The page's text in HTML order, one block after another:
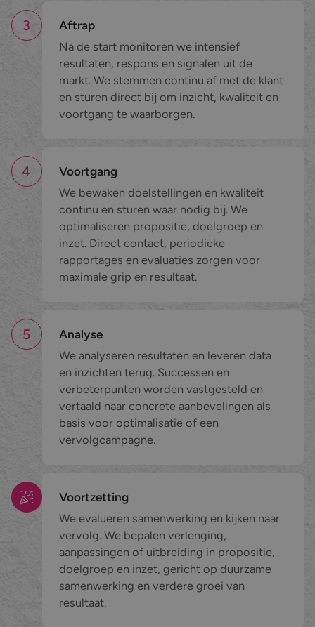
3
Aftrap
Na de start monitoren we intensief
resultaten, respons en signalen uit de
markt. We stemmen continu af met de klant
en sturen direct bij om inzicht, kwaliteit en
voortgang te waarborgen.
4
Voortgang
We bewaken doelstellingen en kwaliteit
continu en sturen waar nodig bij. We
optimaliseren propositie, doelgroep en
inzet. Direct contact, periodieke
rapportages en evaluaties zorgen voor
maximale grip en resultaat.
5
Analyse
We analyseren resultaten en leveren data
en inzichten terug. Successen en
verbeterpunten worden vastgesteld en
vertaald naar concrete aanbevelingen als
basis voor optimalisatie of een
vervolgcampagne.
Voortzetting
We evalueren samenwerking en kijken naar
vervolg. We bepalen verlenging,
aanpassingen of uitbreiding in propositie,
doelgroep en inzet, gericht op duurzame
samenwerking en verdere groei van
resultaat.